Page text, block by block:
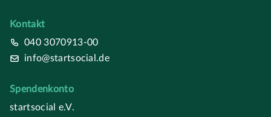
Kontakt
040 3070913-00
info@startsocial.de
Spendenkonto
startsocial e.V.